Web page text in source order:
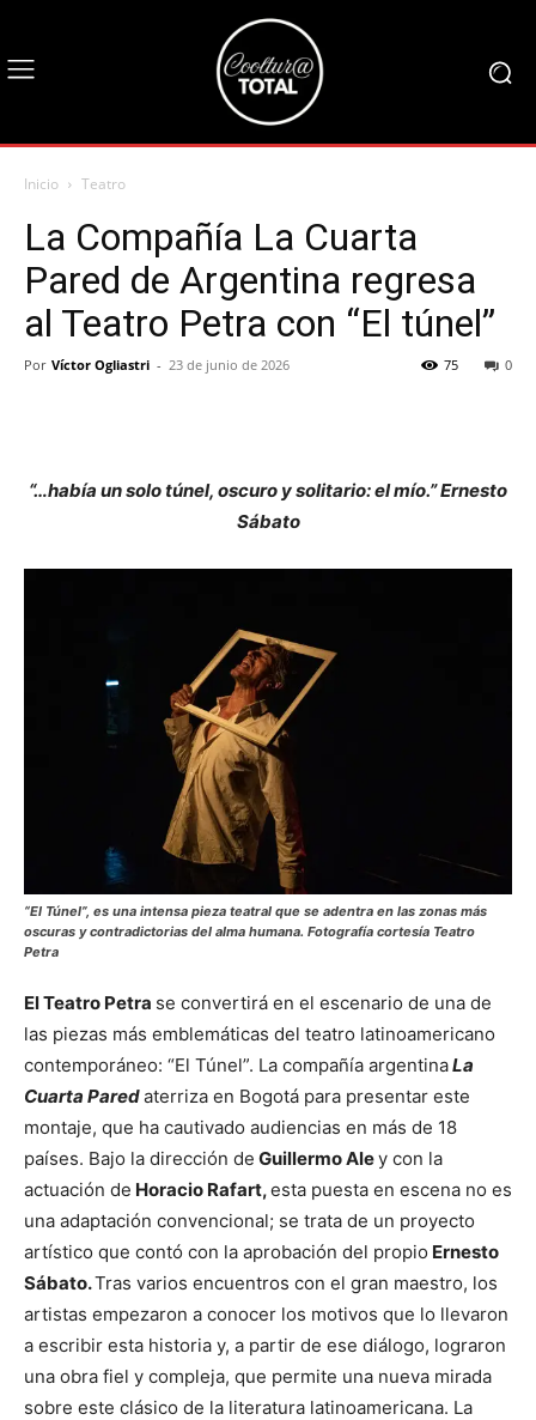
Inicio Teatro
La Compañía La Cuarta
Pared de Argentina regresa
al Teatro Petra con “El túnel”
Por Víctor Ogliastri - 23 de junio de 2026 0
75
“…había un solo túnel, oscuro y solitario: el mío.” Ernesto
Sábato
“El Túnel”, es una intensa pieza teatral que se adentra en las zonas más
oscuras y contradictorias del alma humana. Fotografía cortesía Teatro
Petra
El Teatro Petra se convertirá en el escenario de una de
las piezas más emblemáticas del teatro latinoamericano
contemporáneo: “El Túnel”. La compañía argentinaLa
Cuarta Paredaterriza en Bogotá para presentar este
montaje, que ha cautivado audiencias en más de 18
países. Bajo la dirección de Guillermo Aley con la
actuación de Horacio Rafart,esta puesta en escena no es
una adaptación convencional; se trata de un proyecto
artístico que contó con la aprobación del propio Ernesto
Sábato.Tras varios encuentros con el gran maestro, los
artistas empezaron a conocer los motivos que lo llevaron
a escribir esta historia y, a partir de ese diálogo, lograron
una obra fiel y compleja, que permite una nueva mirada
sobre este clásico de la literatura latinoamericana. La